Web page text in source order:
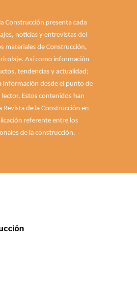
Construcción presenta cada
noticias y entrevistas del
materiales de Construcción,
Así como información
tendencias y actualidad;
información desde el punto de
lector. Estos contenidos han
Revista de la Construcción en
referente entre los
de la construcción.